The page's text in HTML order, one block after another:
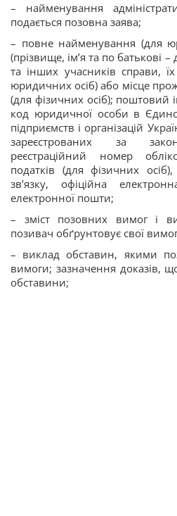
– найменування
подається позовна заява;
– повне найменування (для
(прізвище, ім’я та по батькові –
та інших учасників справи,
юридичних осіб) або місце
(для фізичних осіб); поштовий
код юридичної особи в
підприємств і організацій
зареєстрованих за
реєстраційний номер
податків (для фізичних
зв’язку, офіційна
електронної пошти;
– зміст позовних вимог і
позивач обґрунтовує свої
– виклад обставин, якими
вимоги; зазначення доказів,
обставини;